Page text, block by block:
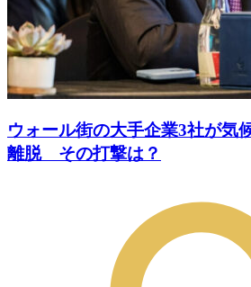
ウォール街の大手企業3社が気
離脱 その打撃は？